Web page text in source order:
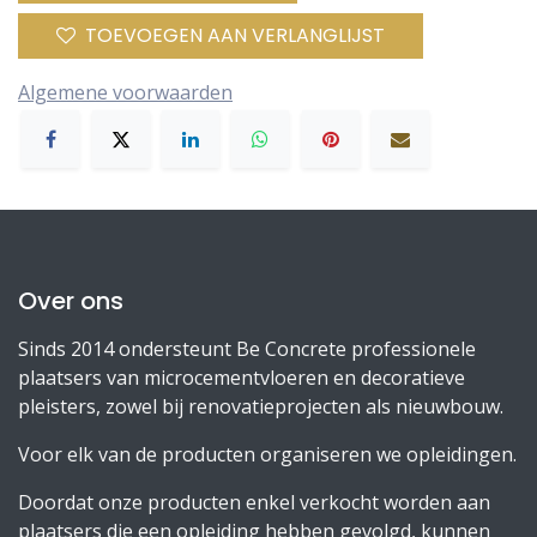
TOEVOEGEN AAN VERLANGLIJST
Algemene voorwaarden
Over ons
Sinds 2014 ondersteunt Be Concrete professionele
plaatsers van microcementvloeren en decoratieve
pleisters, zowel bij renovatieprojecten als nieuwbouw.
Voor elk van de producten organiseren we opleidingen.
Doordat onze producten enkel verkocht worden aan
plaatsers die een opleiding hebben gevolgd, kunnen